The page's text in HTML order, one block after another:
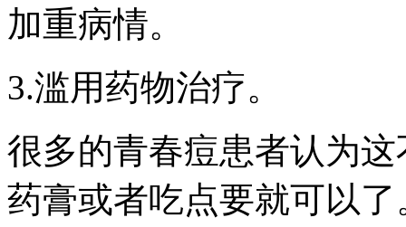
加重病情。
3.滥用药物治疗。
很多的青春痘患者认为
药膏或者吃点要就可以